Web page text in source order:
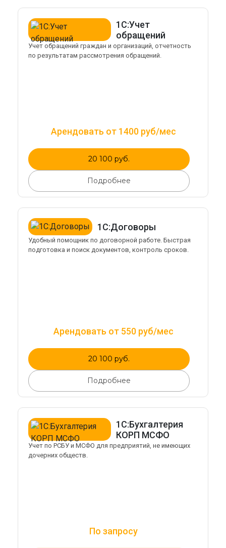
1С:Учет
обращений
Учет обращений граждан и организаций, отчетность
по результатам рассмотрения обращений.
Арендовать от 1400 руб/мес
20 100 руб.
Подробнее
1С:Договоры
Удобный помощник по договорной работе. Быстрая
подготовка и поиск документов, контроль сроков.
Арендовать от 550 руб/мес
20 100 руб.
Подробнее
1С:Бухгалтерия
КОРП МСФО
Учет по РСБУ и МСФО для предприятий, не имеющих
дочерних обществ.
По запросу